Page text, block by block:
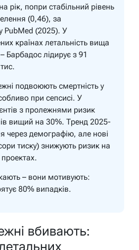
рік, попри стабільний рівень
(0,46), за
PubMed (2025). У
країнах летальність вища
Барбадос лідирує з 91
подвоюють смертність у
при сепсисі. У
з пролежнями ризик
вищий на 30%. Тренд 2025-
через демографію, але нові
тиску) знижують ризик на
– вони мотивують:
80% випадків.
вбивають: